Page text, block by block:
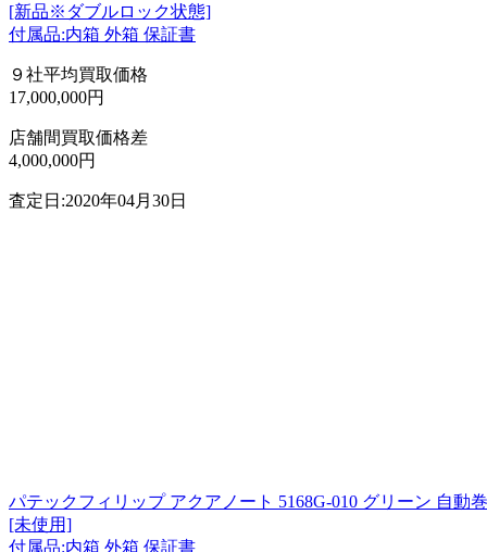
[新品※ダブルロック状態]
付属品:内箱 外箱 保証書
９社平均買取価格
17,000,000円
店舗間買取価格差
4,000,000円
査定日:2020年04月30日
パテックフィリップ アクアノート 5168G-010 グリーン 自動巻
[未使用]
付属品:内箱 外箱 保証書